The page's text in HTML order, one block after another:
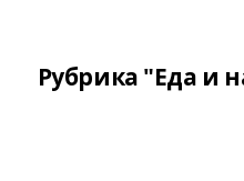
Рубрика "Еда и